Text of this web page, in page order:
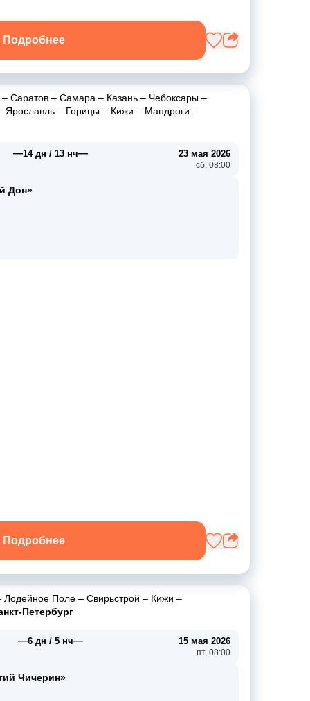
Подробнее
– Саратов – Самара – Казань – Чебоксары –
Ярославль – Горицы – Кижи – Мандроги –
—14 дн / 13 нч— 23 мая 2026
сб, 08:00
Дон»
Подробнее
Лодейное Поле – Свирьстрой – Кижи –
Петербург
—6 дн / 5 нч— 15 мая 2026
пт, 08:00
Чичерин»